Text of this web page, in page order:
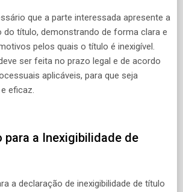
que a parte interessada apresente a
do título, demonstrando de forma clara e
pelos quais o título é inexigível.
ser feita no prazo legal e de acordo
aplicáveis, para que seja
eficaz.
para a Inexigibilidade de
a declaração de inexigibilidade de título